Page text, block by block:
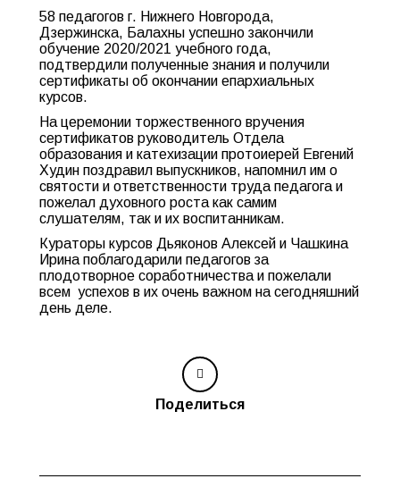
58 педагогов г. Нижнего Новгорода,
Дзержинска, Балахны успешно закончили
обучение 2020/2021 учебного года,
подтвердили полученные знания и получили
сертификаты об окончании епархиальных
курсов.
На церемонии торжественного вручения
сертификатов руководитель Отдела
образования и катехизации протоиерей Евгений
Худин поздравил выпускников, напомнил им о
святости и ответственности труда педагога и
пожелал духовного роста как самим
слушателям, так и их воспитанникам.
Кураторы курсов Дьяконов Алексей и Чашкина
Ирина поблагодарили педагогов за
плодотворное соработничества и пожелали
всем успехов в их очень важном на сегодняшний
день деле.
Поделиться